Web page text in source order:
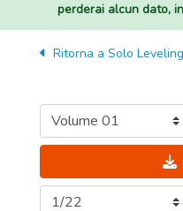
perderai alcun dato,
Ritorna a Solo Leveling